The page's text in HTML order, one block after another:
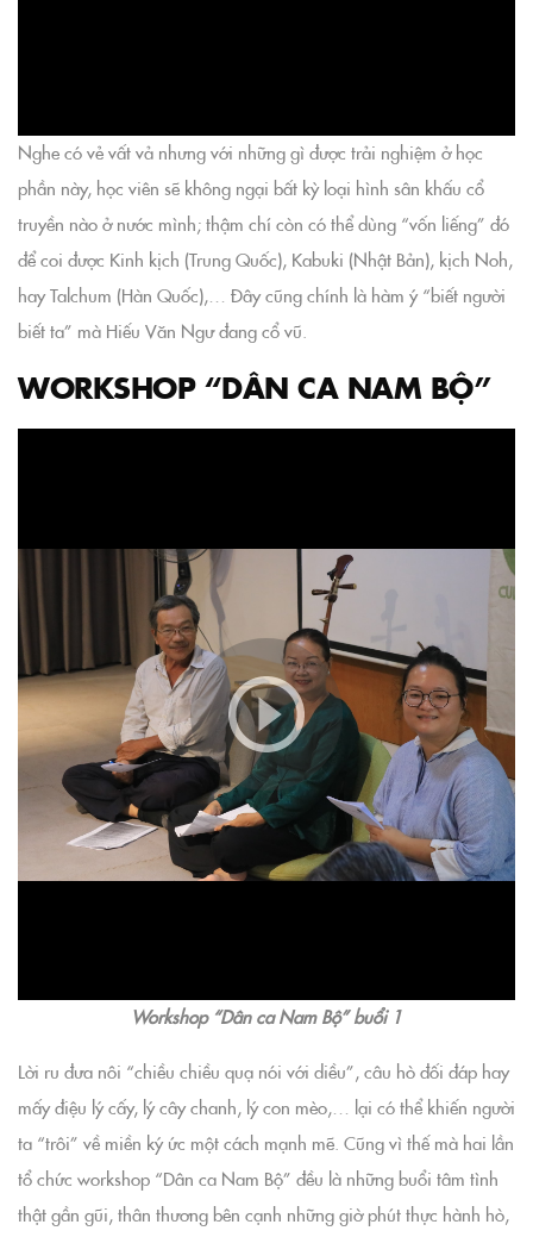
Nghe có vẻ vất vả nhưng với những gì được trải nghiệm ở học
phần này, học viên sẽ không ngại bất kỳ loại hình sân khấu cổ
truyền nào ở nước mình; thậm chí còn có thể dùng “vốn liếng” đó
để coi được Kinh kịch (Trung Quốc), Kabuki (Nhật Bản), kịch Noh,
hay Talchum (Hàn Quốc),… Đây cũng chính là hàm ý “biết người
biết ta” mà Hiếu Văn Ngư đang cổ vũ.
WORKSHOP “DÂN CA NAM BỘ”
Workshop “Dân ca Nam Bộ” buổi 1
Lời ru đưa nôi “chiều chiều quạ nói với diều”, câu hò đối đáp hay
mấy điệu lý cấy, lý cây chanh, lý con mèo,… lại có thể khiến người
ta “trôi” về miền ký ức một cách mạnh mẽ. Cũng vì thế mà hai lần
tổ chức workshop “Dân ca Nam Bộ” đều là những buổi tâm tình
thật gần gũi, thân thương bên cạnh những giờ phút thực hành hò,